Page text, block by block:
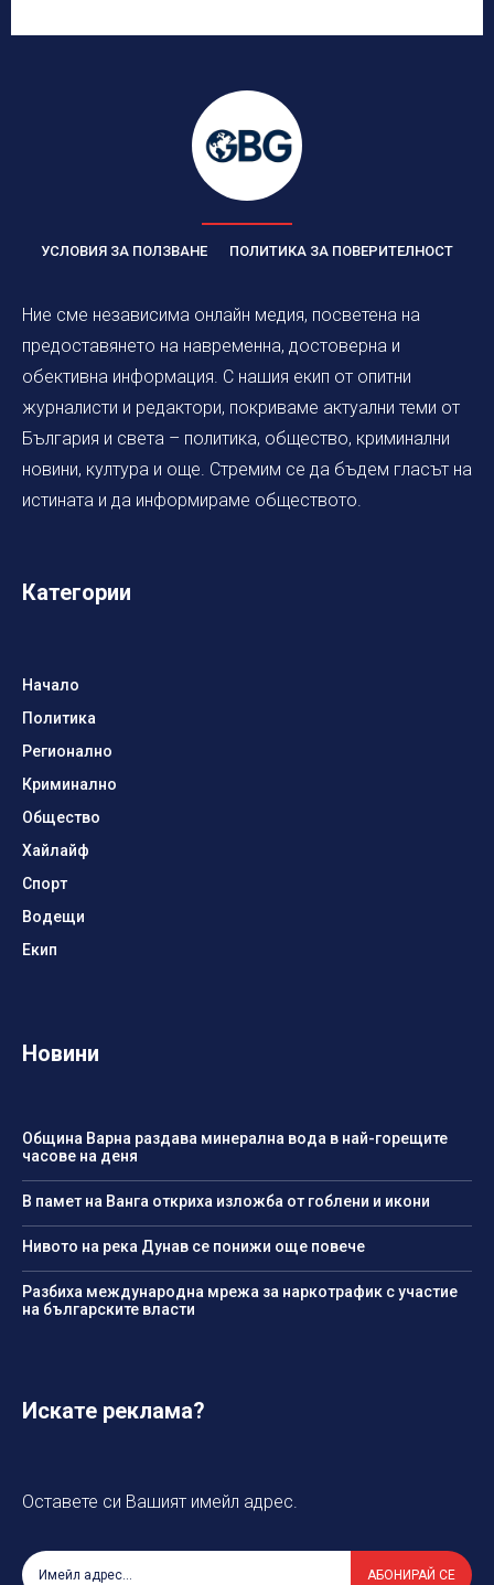
УСЛОВИЯ ЗА ПОЛЗВАНЕ ПОЛИТИКА ЗА ПОВЕРИТЕЛНОСТ
Ние сме независима онлайн медия, посветена на
предоставянето на навременна, достоверна и
обективна информация. С нашия екип от опитни
журналисти и редактори, покриваме актуални теми от
България и света – политика, общество, криминални
новини, култура и още. Стремим се да бъдем гласът на
истината и да информираме обществото.
Категории
Начало
Политика
Регионално
Криминално
Общество
Хайлайф
Спорт
Водещи
Екип
Новини
Община Варна раздава минерална вода в най-горещите
часове на деня
В памет на Ванга откриха изложба от гоблени и икони
Нивото на река Дунав се понижи още повече
Разбиха международна мрежа за наркотрафик с участие
на българските власти
Искате реклама?
Оставете си Вашият имейл адрес.
АБОНИРАЙ СЕ